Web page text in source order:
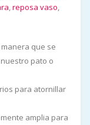
reposa vaso
que se
pato o
para atornillar
amplia para